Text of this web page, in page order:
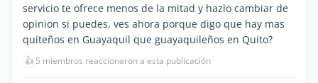
servicio te ofrece menos de la mitad y hazlo cambiar de
opinion si puedes, ves ahora porque digo que hay mas
quiteños en Guayaquil que guayaquileños en Quito?
👍 5 miembros reaccionaron a esta publicación